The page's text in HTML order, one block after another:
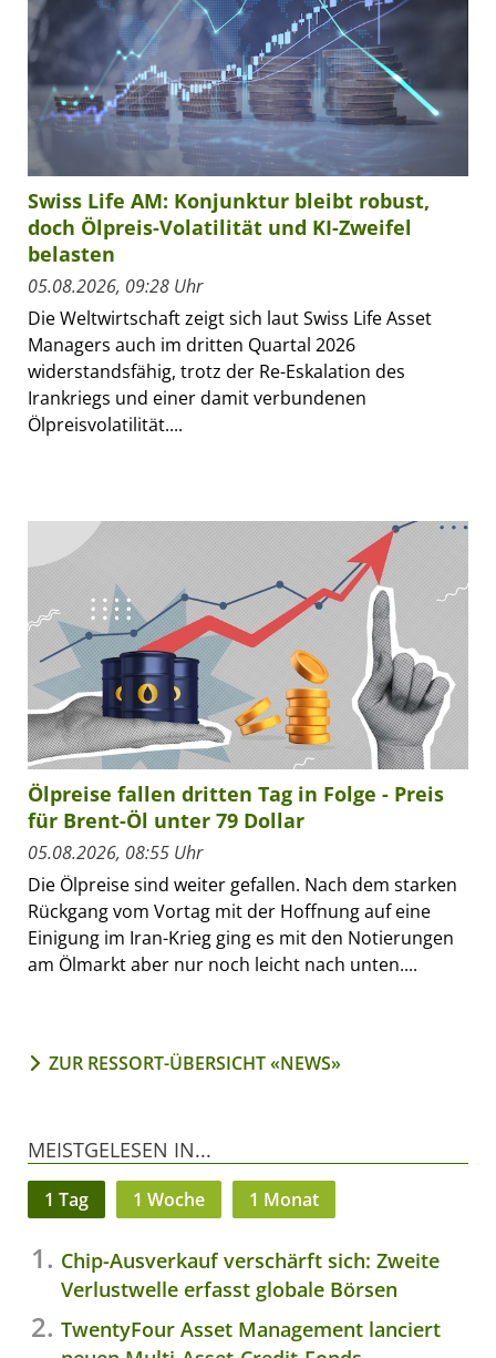
Swiss Life AM: Konjunktur bleibt robust,
doch Ölpreis-Volatilität und KI-Zweifel
belasten
05.08.2026, 09:28 Uhr
Die Weltwirtschaft zeigt sich laut Swiss Life Asset
Managers auch im dritten Quartal 2026
widerstandsfähig, trotz der Re-Eskalation des
Irankriegs und einer damit verbundenen
Ölpreisvolatilität....
Ölpreise fallen dritten Tag in Folge - Preis
für Brent-Öl unter 79 Dollar
05.08.2026, 08:55 Uhr
Die Ölpreise sind weiter gefallen. Nach dem starken
Rückgang vom Vortag mit der Hoffnung auf eine
Einigung im Iran-Krieg ging es mit den Notierungen
am Ölmarkt aber nur noch leicht nach unten....
ZUR RESSORT-ÜBERSICHT «NEWS»
MEISTGELESEN IN...
1 Tag 1 Woche 1 Monat
Chip-Ausverkauf verschärft sich: Zweite
Verlustwelle erfasst globale Börsen
TwentyFour Asset Management lanciert